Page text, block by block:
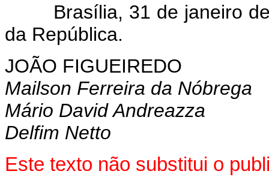
Brasília, 31 de janeiro de
da República.
JOÃO FIGUEIREDO
Mailson Ferreira da Nóbrega
Mário David Andreazza
Delfim Netto
Este texto não substitui o